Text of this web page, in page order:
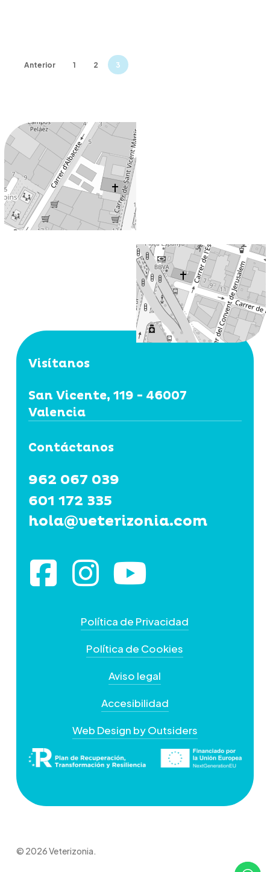
Anterior 1 2 3
Visítanos
San Vicente, 119 - 46007
Valencia
Contáctanos
962 067 039
601 172 335
hola@veterizonia.com
Política de Privacidad
Política de Cookies
Aviso legal
Accesibilidad
Web Design by Outsiders
© 2026 Veterizonia.